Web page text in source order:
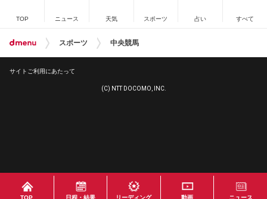
TOP 日程・結果 リーディング 動画 ニュース
TOP ニュース 天気 スポーツ 占い すべて
スポーツ 中央競馬
サイトご利用にあたって
(C) NTT DOCOMO, INC.